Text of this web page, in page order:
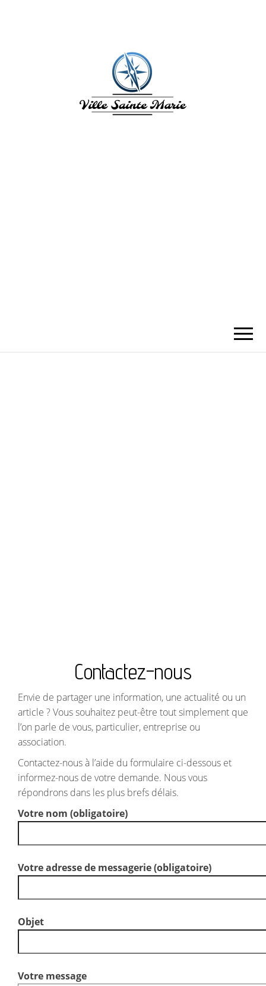
Contactez-nous
Envie de partager une information, une actualité ou un
article ? Vous souhaitez peut-être tout simplement que
l’on parle de vous, particulier, entreprise ou
association.
Contactez-nous à l’aide du formulaire ci-dessous et
informez-nous de votre demande. Nous vous
répondrons dans les plus brefs délais.
Votre nom (obligatoire)
Votre adresse de messagerie (obligatoire)
Objet
Votre message